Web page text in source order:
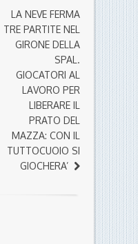
LA NEVE FERMA
TRE PARTITE NEL
GIRONE DELLA
SPAL.
GIOCATORI AL
LAVORO PER
LIBERARE IL
PRATO DEL
MAZZA: CON IL
TUTTOCUOIO SI
GIOCHERA’